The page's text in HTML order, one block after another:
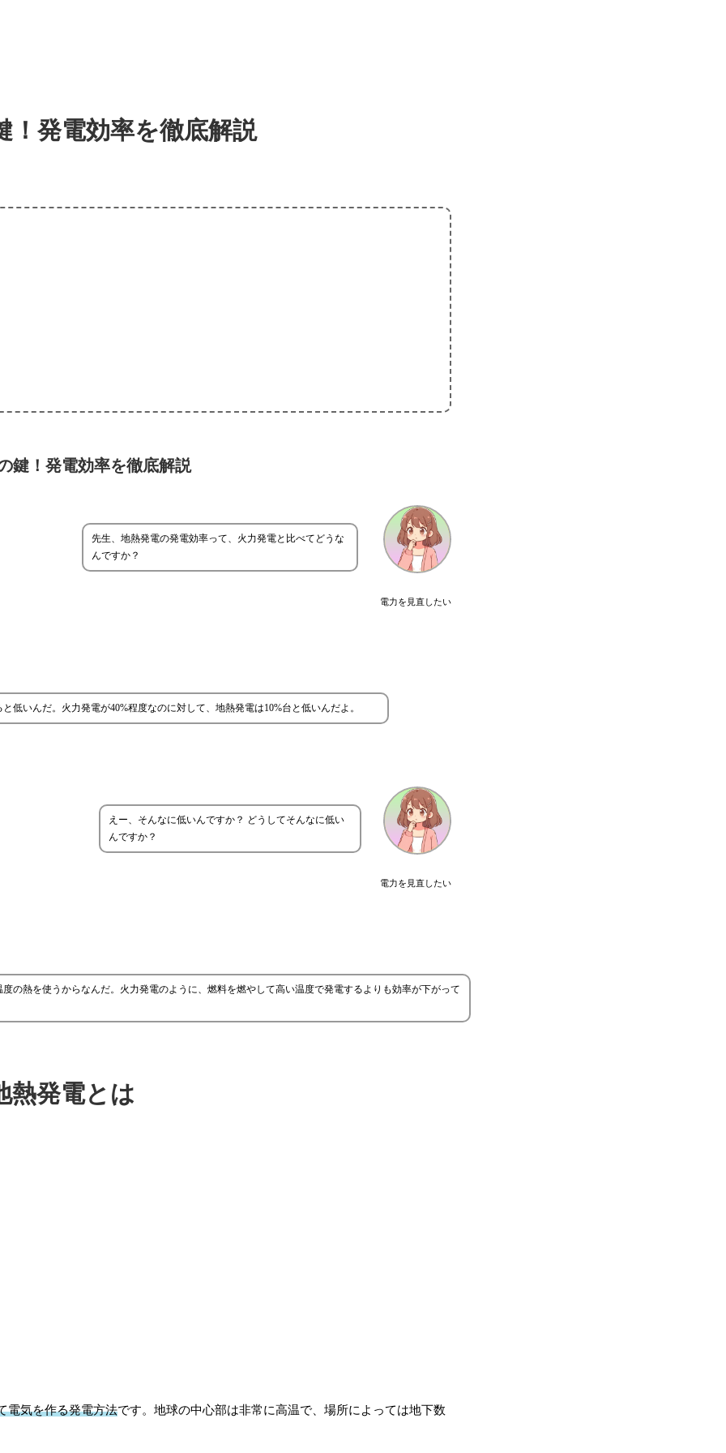
！発電効率を徹底解説
鍵！発電効率を徹底解説
電力を見直したい
先生、地熱発電の発電効率って、火力発電と比べてどうな
んですか？
低いんだ。火力発電が40%程度なのに対して、地熱発電は10%台と低いんだよ。
電力を見直したい
えー、そんなに低いんですか？ どうしてそんなに低い
んですか？
の熱を使うからなんだ。火力発電のように、燃料を燃やして高い温度で発電するよりも効率が下がって
熱発電とは
電気を作る発電方法です。地球の中心部は非常に高温で、場所によっては地下数